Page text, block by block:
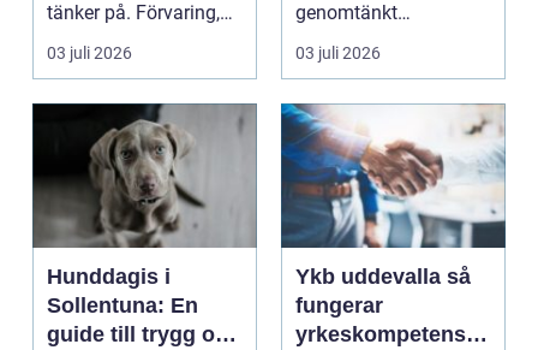
tänker på. Förvaring,
skick, lufttr...
03 juli 2026
genomtänkt
asfaltering kan lyfta
03 juli 2026
Hunddagis i
Sollentuna: En
guide till trygg och
Ykb uddevalla så
fungerar
yrkeskompetensbe